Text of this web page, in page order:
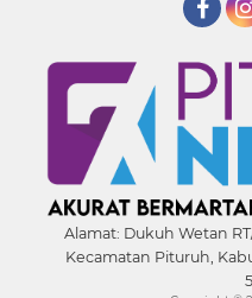
Alamat: Dukuh Wetan
Kecamatan Pituruh,